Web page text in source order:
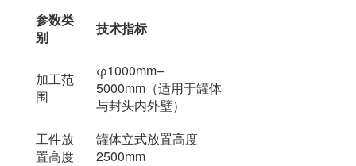
参数类
别
技术指标
加工范
围
φ1000mm–
5000mm（适用于罐体
与封头内外壁）
工件放
置高度
罐体立式放置高度
2500mm